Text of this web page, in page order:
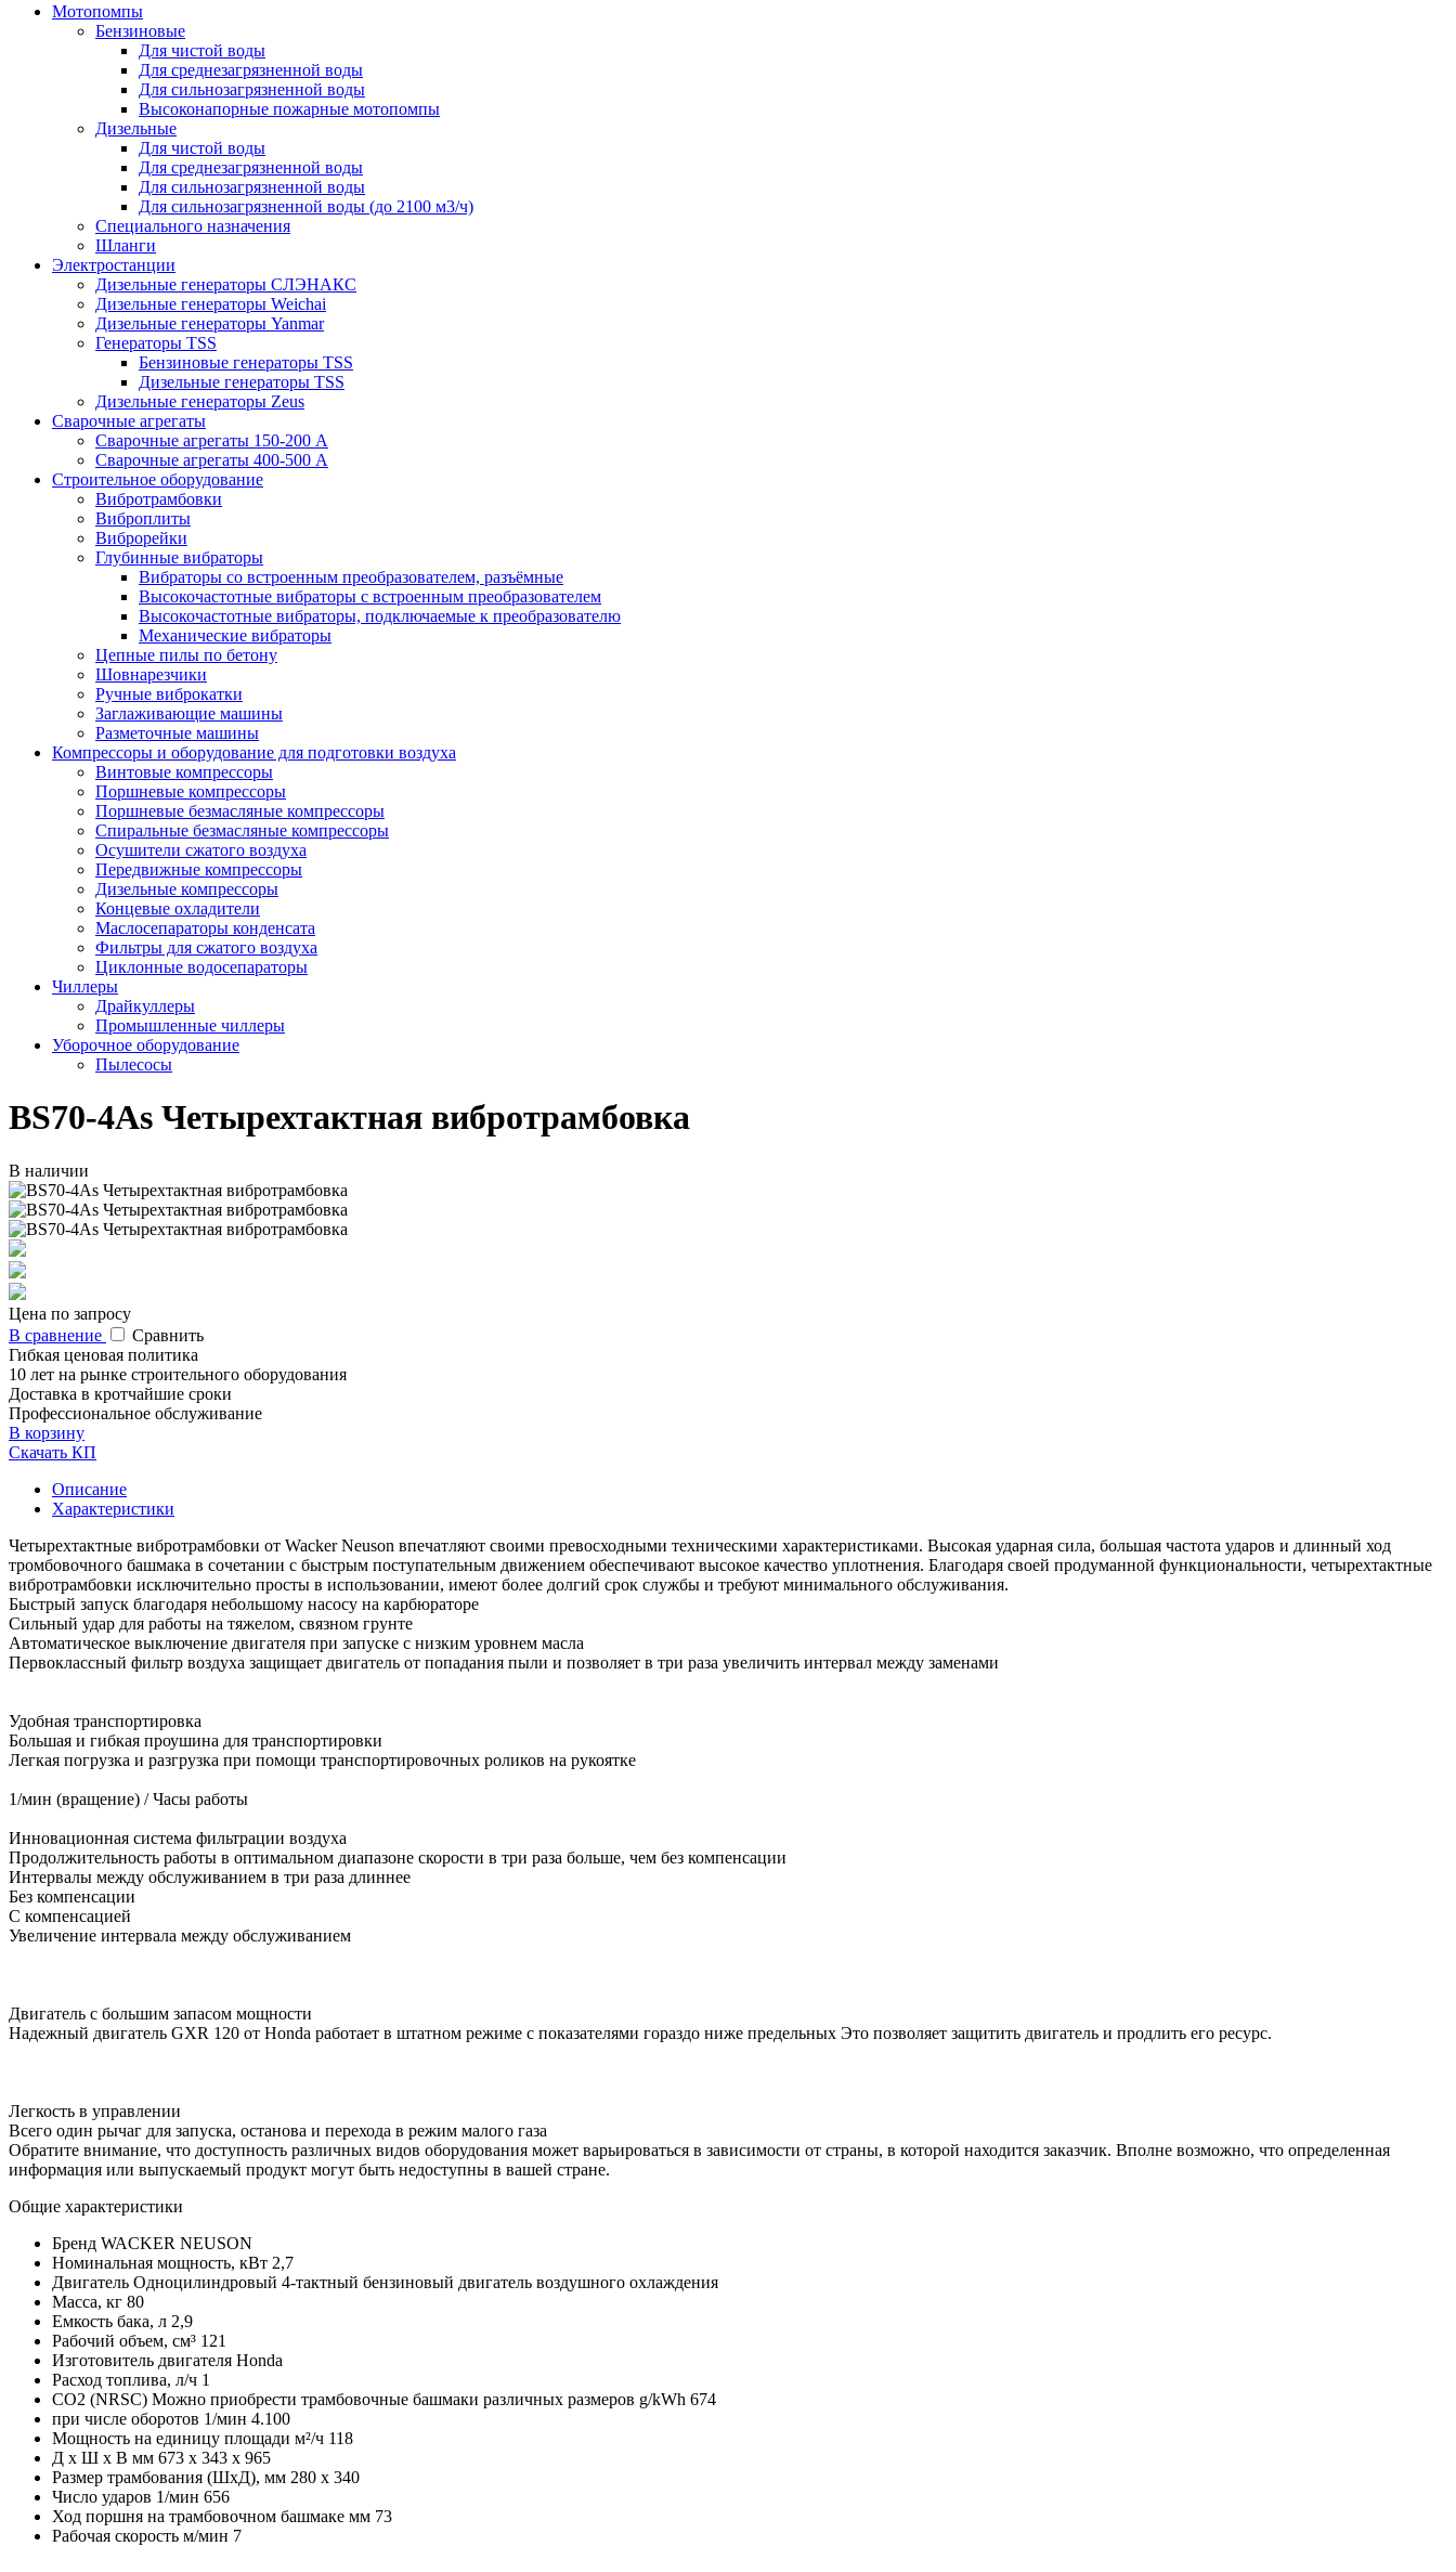
Мотопомпы
Бензиновые
Для чистой воды
Для среднезагрязненной воды
Для сильнозагрязненной воды
Высоконапорные пожарные мотопомпы
Дизельные
Для чистой воды
Для среднезагрязненной воды
Для сильнозагрязненной воды
Для сильнозагрязненной воды (до 2100 м3/ч)
Специального назначения
Шланги
Электростанции
Дизельные генераторы СЛЭНАКС
Дизельные генераторы Weichai
Дизельные генераторы Yanmar
Генераторы TSS
Бензиновые генераторы TSS
Дизельные генераторы TSS
Дизельные генераторы Zeus
Сварочные агрегаты
Сварочные агрегаты 150-200 А
Сварочные агрегаты 400-500 А
Строительное оборудование
Вибротрамбовки
Виброплиты
Виброрейки
Глубинные вибраторы
Вибраторы со встроенным преобразователем, разъёмные
Высокочастотные вибраторы с встроенным преобразователем
Высокочастотные вибраторы, подключаемые к преобразователю
Механические вибраторы
Цепные пилы по бетону
Шовнарезчики
Ручные виброкатки
Заглаживающие машины
Разметочные машины
Компрессоры и оборудование для подготовки воздуха
Винтовые компрессоры
Поршневые компрессоры
Поршневые безмасляные компрессоры
Спиральные безмасляные компрессоры
Осушители сжатого воздуха
Передвижные компрессоры
Дизельные компрессоры
Концевые охладители
Маслосепараторы конденсата
Фильтры для сжатого воздуха
Циклонные водосепараторы
Чиллеры
Драйкуллеры
Промышленные чиллеры
Уборочное оборудование
Пылесосы
BS70-4As Четырехтактная вибротрамбовка
В наличии
Цена по запросу
В сравнение
Сравнить
Гибкая ценовая политика
10 лет на рынке строительного оборудования
Доставка в кротчайшие сроки
Профессиональное обслуживание
В корзину
Скачать КП
Описание
Характеристики
Четырехтактные вибротрамбовки от Wacker Neuson впечатляют своими превосходными техническими характеристиками. Высокая ударная сила, большая частота ударов и длинный ход
тромбовочного башмака в сочетании с быстрым поступательным движением обеспечивают высокое качество уплотнения. Благодаря своей продуманной функциональности, четырехтактные
вибротрамбовки исключительно просты в использовании, имеют более долгий срок службы и требуют минимального обслуживания.
Быстрый запуск благодаря небольшому насосу на карбюраторе
Сильный удар для работы на тяжелом, связном грунте
Автоматическое выключение двигателя при запуске с низким уровнем масла
Первоклассный фильтр воздуха защищает двигатель от попадания пыли и позволяет в три раза увеличить интервал между заменами
Удобная транспортировка
Большая и гибкая проушина для транспортировки
Легкая погрузка и разгрузка при помощи транспортировочных роликов на рукоятке
1/мин (вращение) / Часы работы
Инновационная система фильтрации воздуха
Продолжительность работы в оптимальном диапазоне скорости в три раза больше, чем без компенсации
Интервалы между обслуживанием в три раза длиннее
Без компенсации
С компенсацией
Увеличение интервала между обслуживанием
Двигатель с большим запасом мощности
Надежный двигатель GXR 120 от Honda работает в штатном режиме с показателями гораздо ниже предельных Это позволяет защитить двигатель и продлить его ресурс.
Легкость в управлении
Всего один рычаг для запуска, останова и перехода в режим малого газа
Обратите внимание, что доступность различных видов оборудования может варьироваться в зависимости от страны, в которой находится заказчик. Вполне возможно, что определенная
информация или выпускаемый продукт могут быть недоступны в вашей стране.
Общие характеристики
Бренд WACKER NEUSON
Номинальная мощность, кВт 2,7
Двигатель Одноцилиндровый 4-тактный бензиновый двигатель воздушного охлаждения
Масса, кг 80
Емкость бака, л 2,9
Рабочий объем, см³ 121
Изготовитель двигателя Honda
Расход топлива, л/ч 1
CO2 (NRSC) Можно приобрести трамбовочные башмаки различных размеров g/kWh 674
при числе оборотов 1/мин 4.100
Мощность на единицу площади м²/ч 118
Д x Ш x В мм 673 x 343 x 965
Размер трамбования (ШxД), мм 280 x 340
Число ударов 1/мин 656
Ход поршня на трамбовочном башмаке мм 73
Рабочая скорость м/мин 7